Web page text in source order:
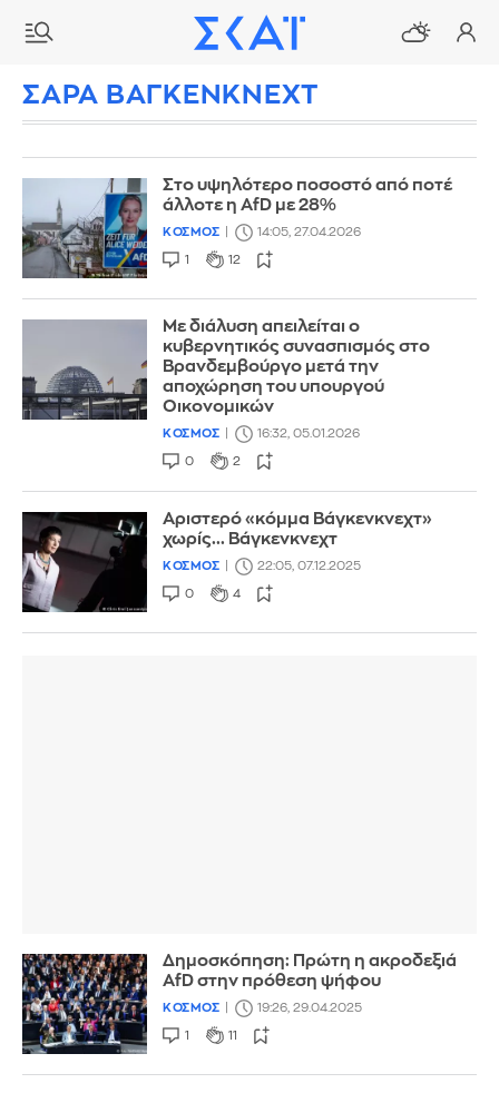
ΣΑΡΑ ΒΑΓΚΕΝΚΝΕΧΤ
Στο υψηλότερο ποσοστό από ποτέ
άλλοτε η AfD με 28%
ΚΟΣΜΟΣ 14:05, 27.04.2026
1 12
Με διάλυση απειλείται ο
κυβερνητικός συνασπισμός στο
Βρανδεμβούργο μετά την
αποχώρηση του υπουργού
Οικονομικών
ΚΟΣΜΟΣ 16:32, 05.01.2026
0 2
Αριστερό «κόμμα Βάγκενκνεχτ»
χωρίς... Βάγκενκνεχτ
ΚΟΣΜΟΣ 22:05, 07.12.2025
0 4
Δημοσκόπηση: Πρώτη η ακροδεξιά
AfD στην πρόθεση ψήφου
ΚΟΣΜΟΣ 19:26, 29.04.2025
1 11